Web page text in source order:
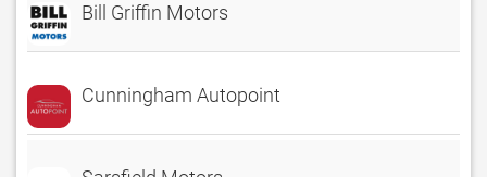
Bill Griffin Motors
Cunningham Autopoint